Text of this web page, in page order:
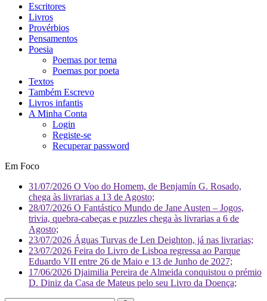
Escritores
Livros
Provérbios
Pensamentos
Poesia
Poemas por tema
Poemas por poeta
Textos
Também Escrevo
Livros infantis
A Minha Conta
Login
Registe-se
Recuperar password
Em Foco
31/07/2026 O Voo do Homem, de Benjamín G. Rosado,
chega às livrarias a 13 de Agosto;
28/07/2026 O Fantástico Mundo de Jane Austen – Jogos,
trivia, quebra-cabeças e puzzles chega às livrarias a 6 de
Agosto;
23/07/2026 Águas Turvas de Len Deighton, já nas livrarias;
23/07/2026 Feira do Livro de Lisboa regressa ao Parque
Eduardo VII entre 26 de Maio e 13 de Junho de 2027;
17/06/2026 Djaimilia Pereira de Almeida conquistou o prémio
D. Diniz da Casa de Mateus pelo seu Livro da Doença;